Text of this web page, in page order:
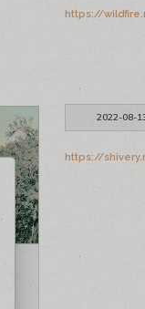
https://
2022-08-
https://